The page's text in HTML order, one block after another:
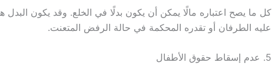
كل ما يصح اعتباره مالًا يمكن أن يكون بدلًا في الخلع. وقد يكون البدل
عليه الطرفان أو تقدره المحكمة في حالة الرفض المتعنت.
5. عدم إسقاط حقوق الأطفال